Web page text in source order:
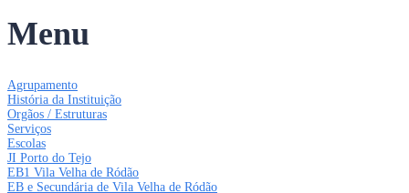
Menu
Agrupamento
História da Instituição
Orgãos / Estruturas
Serviços
Escolas
JI Porto do Tejo
EB1 Vila Velha de Ródão
EB e Secundária de Vila Velha de Ródão